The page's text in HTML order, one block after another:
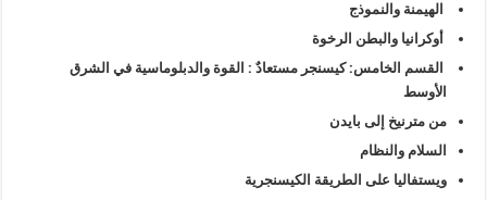
الهيمنة والنموذج
أوكرانيا والبطن الرخوة
القسم الخامس: كيسنجر مستعادٌ : القوة والدبلوماسية في الشرق
الأوسط
من مترنيخ إلى بايدن
السلام والنظام
ويستفاليا على الطريقة الكيسنجرية